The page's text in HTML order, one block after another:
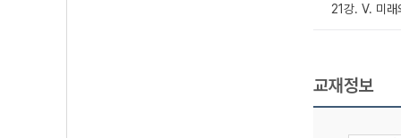
21강. Ⅴ. 미
교재정보